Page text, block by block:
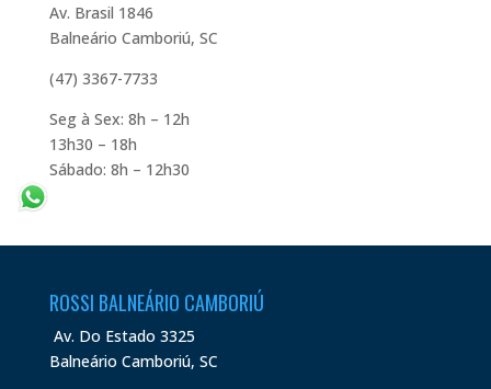
Av. Brasil 1846
Balneário Camboriú, SC
(47) 3367-7733
Seg à Sex: 8h – 12h
13h30 – 18h
Sábado: 8h – 12h30
ROSSI BALNEÁRIO CAMBORIÚ
Av. Do Estado 3325
Balneário Camboriú, SC